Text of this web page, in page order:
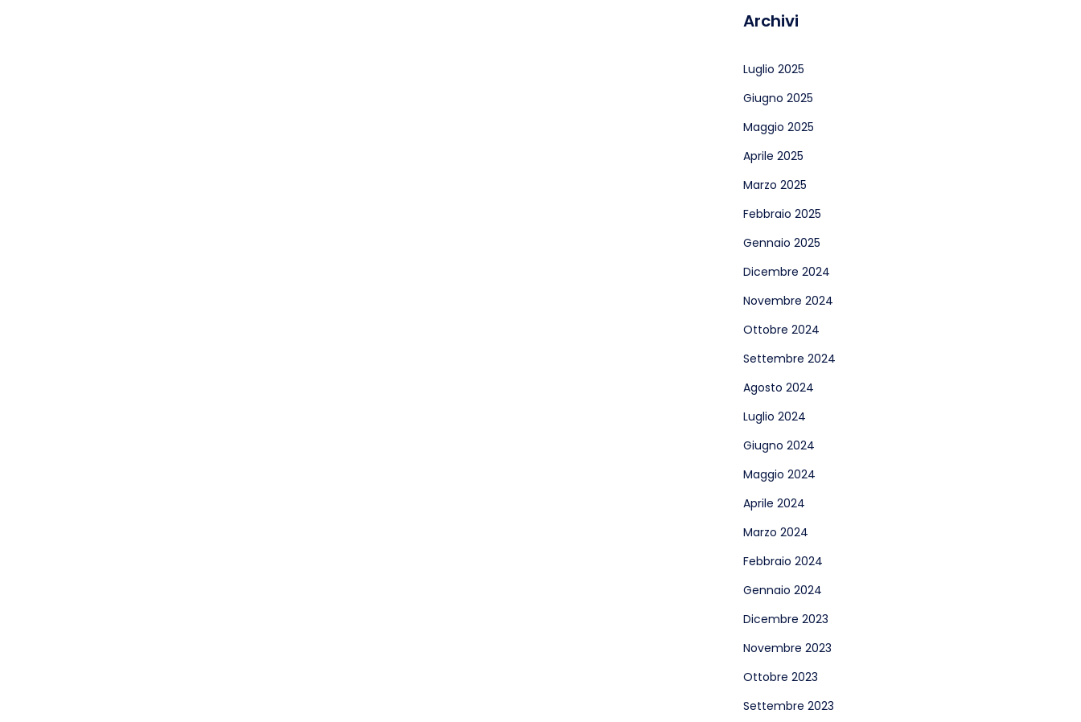
Archivi
Luglio 2025
Giugno 2025
Maggio 2025
Aprile 2025
Marzo 2025
Febbraio 2025
Gennaio 2025
Dicembre 2024
Novembre 2024
Ottobre 2024
Settembre 2024
Agosto 2024
Luglio 2024
Giugno 2024
Maggio 2024
Aprile 2024
Marzo 2024
Febbraio 2024
Gennaio 2024
Dicembre 2023
Novembre 2023
Ottobre 2023
Settembre 2023